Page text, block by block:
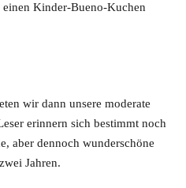
Kinder-Bueno-Kuchen
wir dann unsere moderate
erinnern sich bestimmt noch
aber dennoch wunderschöne
Jahren.